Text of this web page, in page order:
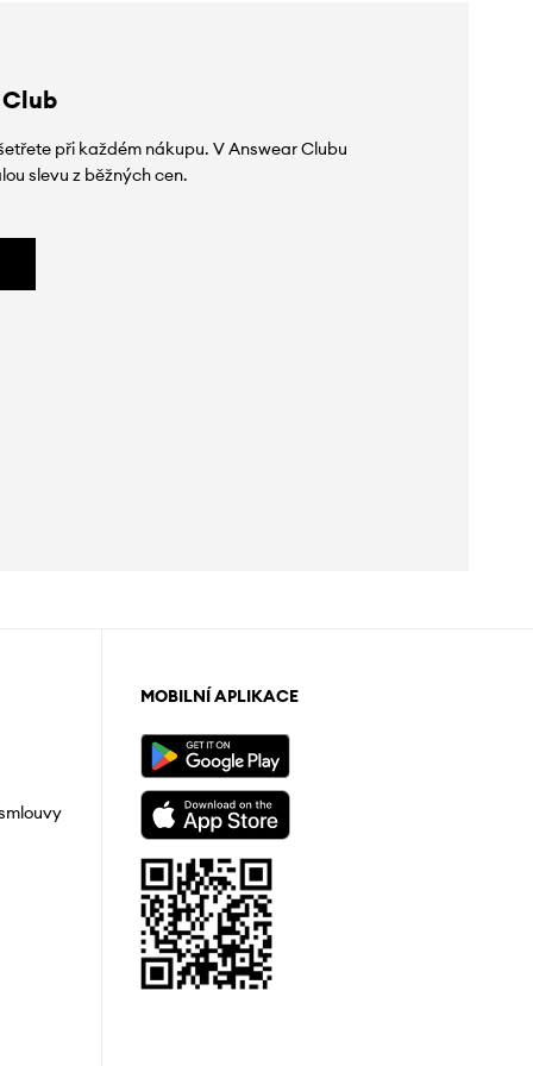
při každém nákupu. V Answear Clubu
slevu z běžných cen.
MOBILNÍ APLIKACE